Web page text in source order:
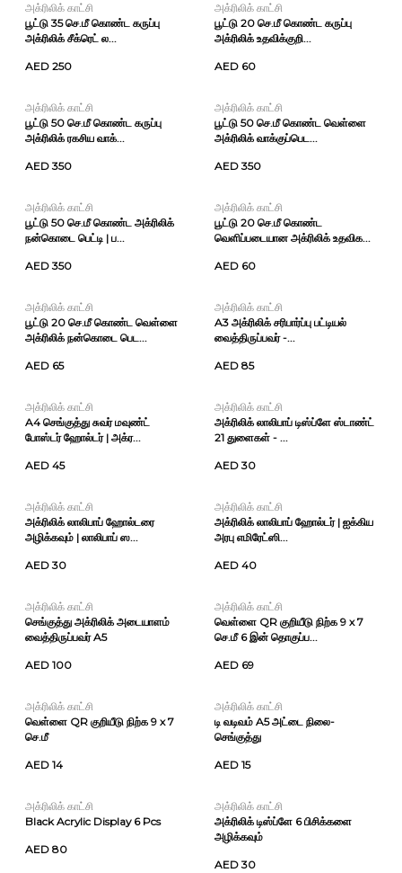
அக்ரிலிக் காட்சி
பூட்டு 35 செ.மீ கொண்ட கருப்பு
அக்ரிலிக் சீக்ரெட் ல...
AED 250
அக்ரிலிக் காட்சி
பூட்டு 20 செ.மீ கொண்ட கருப்பு
அக்ரிலிக் உதவிக்குறி...
AED 60
அக்ரிலிக் காட்சி
பூட்டு 50 செ.மீ கொண்ட கருப்பு
அக்ரிலிக் ரகசிய வாக்...
AED 350
அக்ரிலிக் காட்சி
பூட்டு 50 செ.மீ கொண்ட வெள்ளை
அக்ரிலிக் வாக்குப்பெட...
AED 350
அக்ரிலிக் காட்சி
பூட்டு 50 செ.மீ கொண்ட அக்ரிலிக்
நன்கொடை பெட்டி | ப...
AED 350
அக்ரிலிக் காட்சி
பூட்டு 20 செ.மீ கொண்ட
வெளிப்படையான அக்ரிலிக் உதவிக...
AED 60
அக்ரிலிக் காட்சி
பூட்டு 20 செ.மீ கொண்ட வெள்ளை
அக்ரிலிக் நன்கொடை பெட...
AED 65
அக்ரிலிக் காட்சி
A3 அக்ரிலிக் சரிபார்ப்பு பட்டியல்
வைத்திருப்பவர் -...
AED 85
அக்ரிலிக் காட்சி
A4 செங்குத்து சுவர் மவுண்ட்
போஸ்டர் ஹோல்டர் | அக்ர...
AED 45
அக்ரிலிக் காட்சி
அக்ரிலிக் லாலிபாப் டிஸ்ப்ளே ஸ்டாண்ட்
21 துளைகள் - ...
AED 30
அக்ரிலிக் காட்சி
அக்ரிலிக் லாலிபாப் ஹோல்டரை
அழிக்கவும் | லாலிபாப் ஸ...
AED 30
அக்ரிலிக் காட்சி
அக்ரிலிக் லாலிபாப் ஹோல்டர் | ஐக்கிய
அரபு எமிரேட்ஸி...
AED 40
அக்ரிலிக் காட்சி
செங்குத்து அக்ரிலிக் அடையாளம்
வைத்திருப்பவர் A5
AED 100
அக்ரிலிக் காட்சி
வெள்ளை QR குறியீடு நிற்க 9 x 7
செ.மீ 6 இன் தொகுப்ப...
AED 69
அக்ரிலிக் காட்சி
வெள்ளை QR குறியீடு நிற்க 9 x 7
செ.மீ
AED 14
அக்ரிலிக் காட்சி
டி வடிவம் A5 அட்டை நிலை-
செங்குத்து
AED 15
அக்ரிலிக் காட்சி
Black Acrylic Display 6 Pcs
AED 80
அக்ரிலிக் காட்சி
அக்ரிலிக் டிஸ்ப்ளே 6 பிசிக்களை
அழிக்கவும்
AED 30